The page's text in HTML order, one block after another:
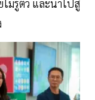
ม่รู้ตัว และนำไปสู่